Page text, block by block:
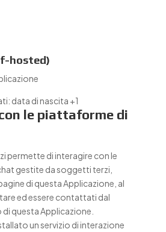
hosted)
data di nascita +1
le piattaforme di
permette di interagire con le
gestite da soggetti terzi,
di questa Applicazione, al
ed essere contattati dal
questa Applicazione.
un servizio di interazione